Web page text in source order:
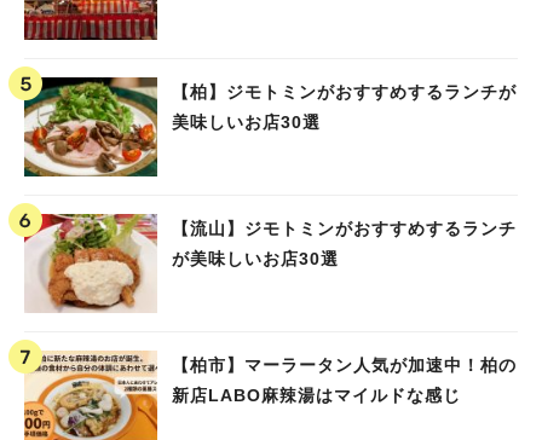
【柏】ジモトミンがおすすめするランチが
美味しいお店30選
【流山】ジモトミンがおすすめするランチ
が美味しいお店30選
【柏市】マーラータン人気が加速中！柏の
新店LABO麻辣湯はマイルドな感じ